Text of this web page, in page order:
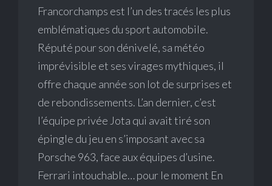
Francorchamps est l’un des tracés les plus
emblématiques du sport automobile.
Réputé pour son dénivelé, sa météo
imprévisible et ses virages mythiques, il
offre chaque année son lot de surprises et
de rebondissements. L’an dernier, c’est
l’équipe privée Jota qui avait tiré son
épingle du jeu en s’imposant avec sa
Porsche 963, face aux équipes d’usine.
Ferrari intouchable… pour le moment En